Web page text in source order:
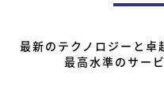
最新のテクノロジーと卓
最高水準のサー